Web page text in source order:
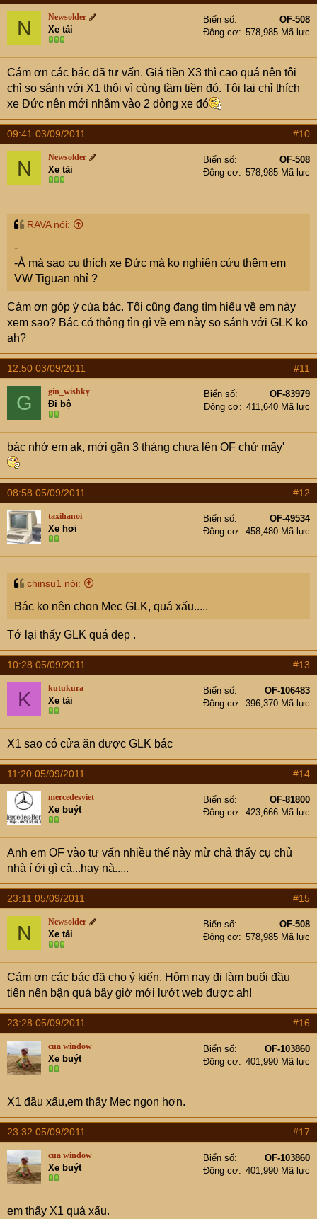
N Newsolder
Xe tải
Biển số
OF-508
Động cơ
578,985 Mã lực
Cám ơn các bác đã tư vấn. Giá tiền X3 thì cao quá nên tôi
chỉ so sánh với X1 thôi vì cùng tầm tiền đó. Tôi lại chỉ thích
xe Đức nên mới nhằm vào 2 dòng xe đó
09:41 03/09/2011 #10
N Newsolder
Xe tải
Biển số
OF-508
Động cơ
578,985 Mã lực
RAVA nói:
-
-À mà sao cụ thích xe Đức mà ko nghiên cứu thêm em
VW Tiguan nhỉ ?
Cám ơn góp ý của bác. Tôi cũng đang tìm hiểu về em này
xem sao? Bác có thông tìn gì về em này so sánh với GLK ko
ah?
12:50 03/09/2011 #11
G gin_wishky
Đi bộ
Biển số
OF-83979
Động cơ
411,640 Mã lực
bác nhớ em ak, mới gần 3 tháng chưa lên OF chứ mấy'
08:58 05/09/2011 #12
taxihanoi
Xe hơi
Biển số
OF-49534
Động cơ
458,480 Mã lực
chinsu1 nói:
Bác ko nên chon Mec GLK, quá xấu.....
Tớ lại thấy GLK quá đep .
10:28 05/09/2011 #13
K kutukura
Xe tải
Biển số
OF-106483
Động cơ
396,370 Mã lực
X1 sao có cửa ăn được GLK bác
11:20 05/09/2011 #14
mercedesviet
Xe buýt
Biển số
OF-81800
Động cơ
423,666 Mã lực
Anh em OF vào tư vấn nhiều thế này mừ chả thấy cụ chủ
nhà í ới gì cả...hay nà.....
23:11 05/09/2011 #15
N Newsolder
Xe tải
Biển số
OF-508
Động cơ
578,985 Mã lực
Cám ơn các bác đã cho ý kiến. Hôm nay đi làm buổi đầu
tiên nên bận quá bây giờ mới lướt web được ah!
23:28 05/09/2011 #16
cua window
Xe buýt
Biển số
OF-103860
Động cơ
401,990 Mã lực
X1 đầu xấu,em thấy Mec ngon hơn.
23:32 05/09/2011 #17
cua window
Xe buýt
Biển số
OF-103860
Động cơ
401,990 Mã lực
em thấy X1 quá xấu.